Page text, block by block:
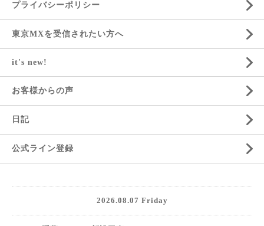
プライバシーポリシー
東京MXを受信されたい方へ
it's new!
お客様からの声
日記
公式ライン登録
2026.08.07 Friday